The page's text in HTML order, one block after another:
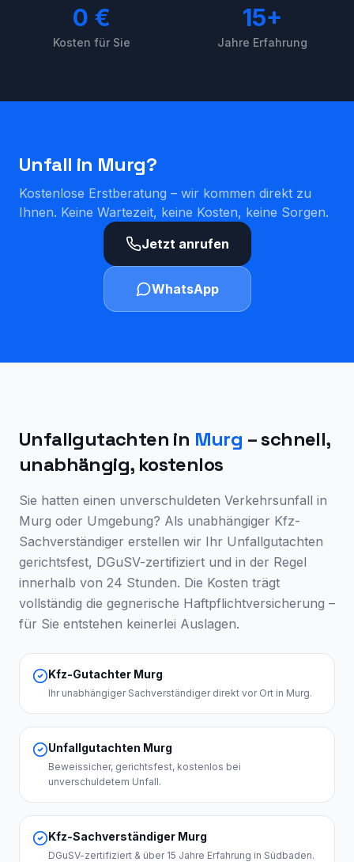
0 €
Kosten für Sie
15+
Jahre Erfahrung
Unfall in Murg?
Kostenlose Erstberatung – wir kommen direkt zu
Ihnen. Keine Wartezeit, keine Kosten, keine Sorgen.
Jetzt anrufen
WhatsApp
Unfallgutachten in Murg – schnell,
unabhängig, kostenlos
Sie hatten einen unverschuldeten Verkehrsunfall in
Murg oder Umgebung? Als unabhängiger Kfz-
Sachverständiger erstellen wir Ihr Unfallgutachten
gerichtsfest, DGuSV-zertifiziert und in der Regel
innerhalb von 24 Stunden. Die Kosten trägt
vollständig die gegnerische Haftpflichtversicherung –
für Sie entstehen keinerlei Auslagen.
Kfz-Gutachter Murg
Ihr unabhängiger Sachverständiger direkt vor Ort in Murg.
Unfallgutachten Murg
Beweissicher, gerichtsfest, kostenlos bei
unverschuldetem Unfall.
Kfz-Sachverständiger Murg
DGuSV-zertifiziert & über 15 Jahre Erfahrung in Südbaden.